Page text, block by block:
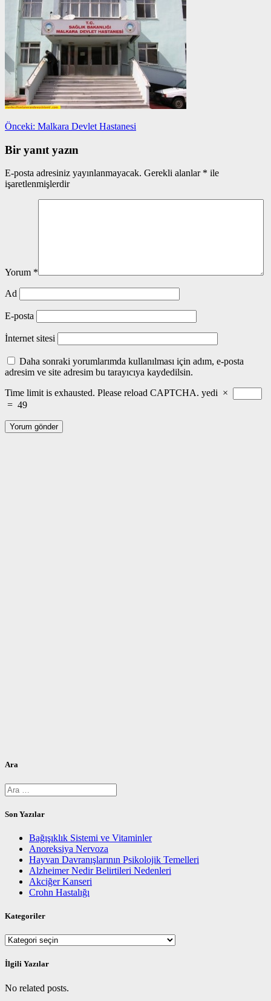
Yazı
gezinmesi
Önceki: Önceki
Malkara Devlet Hastanesi
Bir yanıt yazın
E-posta adresiniz yayınlanmayacak. Gerekli alanlar * ile
işaretlenmişlerdir
Yorum *
Ad
E-posta
İnternet sitesi
Daha sonraki yorumlarımda kullanılması için adım, e-posta
adresim ve site adresim bu tarayıcıya kaydedilsin.
Time limit is exhausted. Please reload CAPTCHA. yedi ×
= 49
Ara
Arama:
Son Yazılar
Bağışıklık Sistemi ve Vitaminler
Anoreksiya Nervoza
Hayvan Davranışlarının Psikolojik Temelleri
Alzheimer Nedir Belirtileri Nedenleri
Akciğer Kanseri
Crohn Hastalığı
Kategoriler
Kategoriler
İlgili Yazılar
No related posts.